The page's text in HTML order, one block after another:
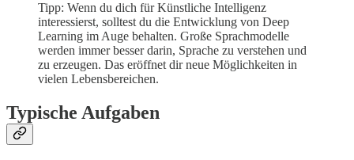
Tipp: Wenn du dich für Künstliche Intelligenz
interessierst, solltest du die Entwicklung von Deep
Learning im Auge behalten. Große Sprachmodelle
werden immer besser darin, Sprache zu verstehen und
zu erzeugen. Das eröffnet dir neue Möglichkeiten in
vielen Lebensbereichen.
Typische Aufgaben